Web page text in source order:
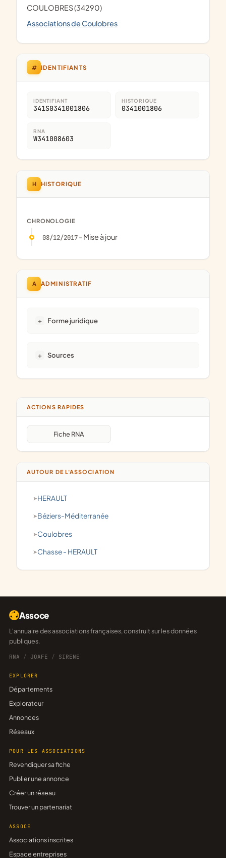
COULOBRES (34290)
Associations de Coulobres
# IDENTIFIANTS
IDENTIFIANT
341S0341001806
HISTORIQUE
0341001806
RNA
W341008603
H HISTORIQUE
CHRONOLOGIE
08/12/2017- Mise à jour
A ADMINISTRATIF
Forme juridique
Sources
ACTIONS RAPIDES
Fiche RNA
AUTOUR DE L'ASSOCIATION
HERAULT
Béziers-Méditerranée
Coulobres
chasse - HERAULT
Assoce
L'annuaire des associations françaises, construit sur les données
publiques.
RNA / JOAFE / SIRENE
EXPLORER
Départements
Explorateur
Annonces
Réseaux
POUR LES ASSOCIATIONS
Revendiquer sa fiche
Publier une annonce
Créer un réseau
Trouver un partenariat
ASSOCE
Associations inscrites
Espace entreprises